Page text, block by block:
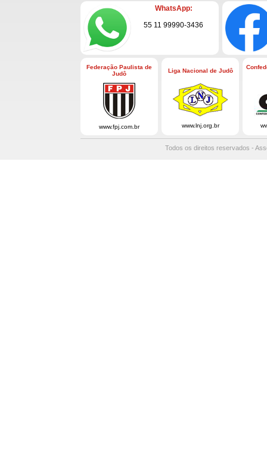
WhatsApp:
55 11 99990-3436
Federação Paulista de
Judô
www.fpj.com.br
Liga Nacional de Judô
www.lnj.org.br
Todos os direitos reservados -